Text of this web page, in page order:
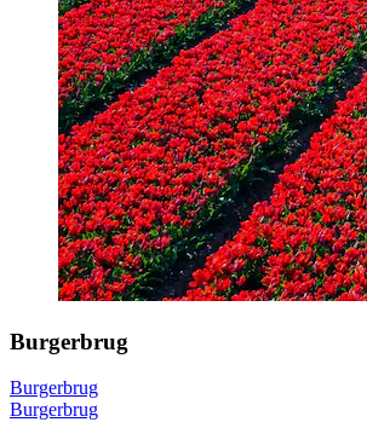
Burgerbrug
Burgerbrug
Burgerbrug